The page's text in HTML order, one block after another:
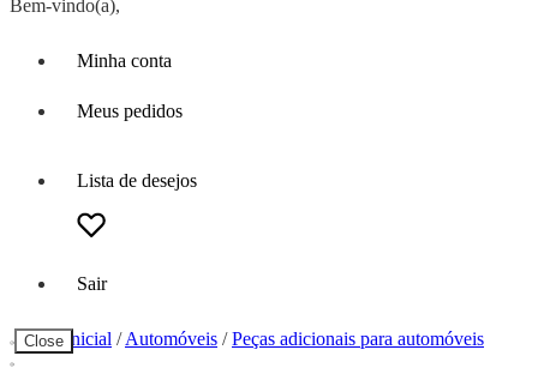
Bem-vindo(a),
Minha conta
Meus pedidos
Lista de desejos
Sair
Close
Página inicial /Automóveis /Peças adicionais para automóveis